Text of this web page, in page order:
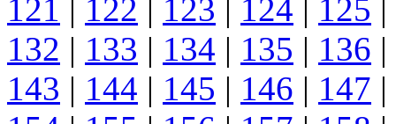
121 | 122 | 123 | 124 | 125 |
132 | 133 | 134 | 135 | 136 |
143 | 144 | 145 | 146 | 147 |